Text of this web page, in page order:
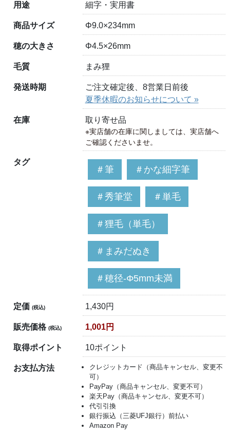
用途 細字・実用書
商品サイズ Φ9.0×234mm
穂の大きさ Φ4.5×26mm
毛質 まみ狸
発送時期
ご注文確定後、8営業日前後
夏季休暇のお知らせについて »
在庫 取り寄せ品
※実店舗の在庫に関しましては、実店舗へ
ご確認くださいませ。
タグ
＃筆 ＃かな細字筆
＃秀筆堂 ＃単毛
＃狸毛（単毛）
＃まみだぬき
＃穂径-Φ5mm未満
定価(税込) 1,430円
販売価格(税込) 1,001円
取得ポイント 10ポイント
お支払方法
クレジットカード（商品キャンセル、変更不
可）
PayPay（商品キャンセル、変更不可）
楽天Pay（商品キャンセル、変更不可）
代引引換
銀行振込（三菱UFJ銀行）前払い
Amazon Pay